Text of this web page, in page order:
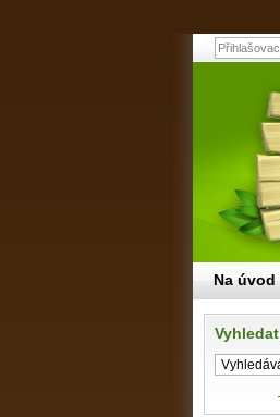
Vyhledat
Na úvod